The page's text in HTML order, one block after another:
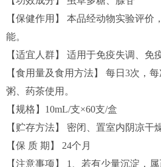
【保健作用】 本品经动物实验评价
能。
【适宜人群】 适用于免疫失调、免
【食用量及食用方法】 每日3次，
粥、药茶使用。
【规格】10mL/支×60支/盒
【贮存方法】 密闭、置室内阴凉干
【保 质 期】 24个月
【注意事项】 1、若有少量沉淀，